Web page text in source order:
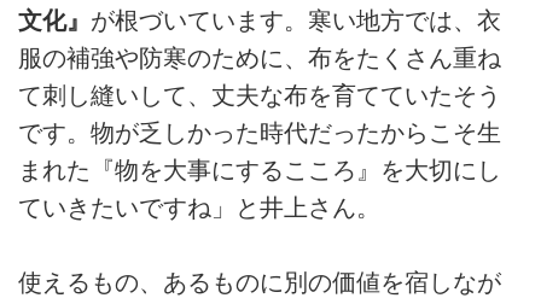
文化』 が根づいています。寒い地方では、衣
服の補強や防寒のために、布をたくさん重ね
て刺し縫いして、丈夫な布を育てていたそう
です。物が乏しかった時代だったからこそ生
まれた『物を大事にするこころ』を大切にし
ていきたいですね」と井上さん。
使えるもの、あるものに別の価値を宿しなが